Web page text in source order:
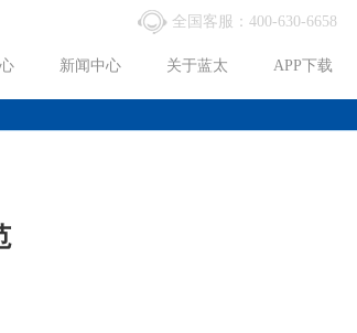
全国客服：400-630-6658
新闻中心 关于蓝太 APP下载